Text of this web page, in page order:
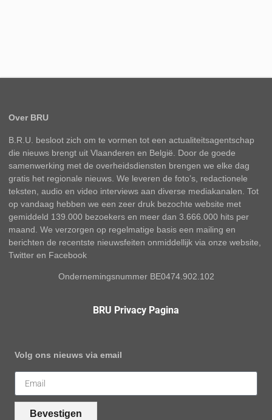
Over BRU
B.R.U. besloot zich om te vormen tot een actualiteitsagentschap
die nieuws brengt uit Vlaanderen en België. Door de goede
samenwerking met de overheidsdiensten brengen we elke dag
gratis het regionale nieuws. We leveren de foto’s, redactionele
teksten, audio en video interviews aan diverse mediakanalen. Tot
op vandaag hebben we een zeer druk bezochte website met
gemiddeld 139.000 bezoekers en meer dan 3.666.000 hits per
maand. We verzorgen op regelmatige basis een mailing en
berichten de recentste nieuwsfeiten onmiddellijk via onze website,
Twitter en Facebook
Ondernemingsnummer BE0474.902.102
BRU Privacy Pagina
Volg ons nieuws via email
Bevestigen